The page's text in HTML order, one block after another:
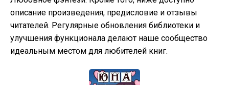
описание произведения, предисловие и отзывы
читателей. Регулярные обновления библиотеки и
улучшения функционала делают наше сообщество
идеальным местом для любителей книг.